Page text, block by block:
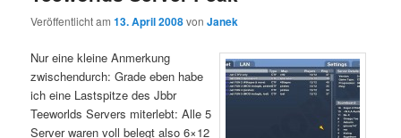
Veröffentlicht am13. April 2008vonJanek
Nur eine kleine Anmerkung
zwischendurch: Grade eben habe
ich eine Lastspitze des Jbbr
Teeworlds Servers miterlebt: Alle 5
Server waren voll belegt also 6×12